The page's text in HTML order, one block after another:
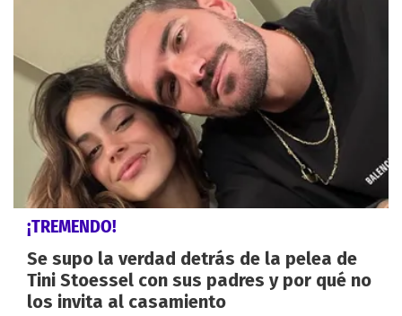
¡TREMENDO!
Se supo la verdad detrás de la pelea de
Tini Stoessel con sus padres y por qué no
los invita al casamiento